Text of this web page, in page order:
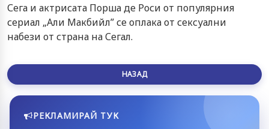
Сега и актрисата Порша де Роси от популярния
сериал „Али Макбийл” се оплака от сексуални
набези от страна на Сегал.
НАЗАД
РЕКЛАМИРАЙ ТУК